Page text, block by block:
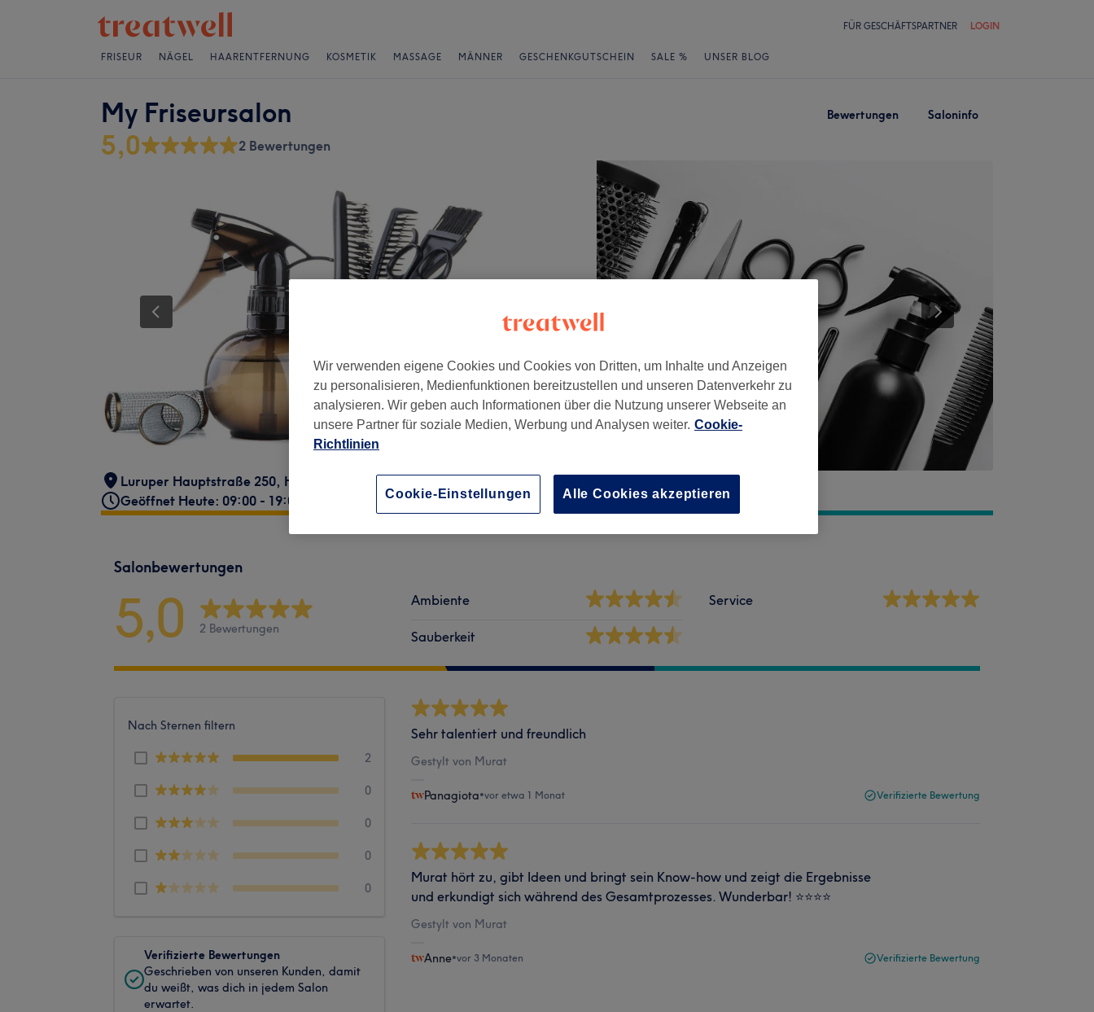
FÜR GESCHÄFTSPARTNER LOGIN
FRISEUR NÄGEL HAARENTFERNUNG KOSMETIK MASSAGE MÄNNER GESCHENKGUTSCHEIN SALE % UNSER BLOG
My Friseursalon Bewertungen Saloninfo
5,0 2 Bewertungen
Luruper Hauptstraße 250, Hamburg
22547
Geöffnet Heute: 09:00 - 19:00
Salonbewertungen
5,0 2 Bewertungen
Ambiente
Sauberkeit
Service
Nach Sternen filtern
2
0
0
0
0
Verifizierte Bewertungen
Geschrieben von unseren Kunden, damit
du weißt, was dich in jedem Salon
erwartet.
Sehr talentiert und freundlich
Gestylt von Murat
Panagiota•vor etwa 1 Monat Verifizierte Bewertung
Murat hört zu, gibt Ideen und bringt sein Know-how und zeigt die Ergebnisse
und erkundigt sich während des Gesamtprozesses. Wunderbar! ⭐️⭐️⭐️⭐️
Gestylt von Murat
Anne•vor 3 Monaten Verifizierte Bewertung
Wir verwenden eigene Cookies und Cookies von Dritten, um Inhalte und Anzeigen
zu personalisieren, Medienfunktionen bereitzustellen und unseren Datenverkehr zu
analysieren. Wir geben auch Informationen über die Nutzung unserer Webseite an
unsere Partner für soziale Medien, Werbung und Analysen weiter. Cookie-
Richtlinien
Cookie-Einstellungen Alle Cookies akzeptieren